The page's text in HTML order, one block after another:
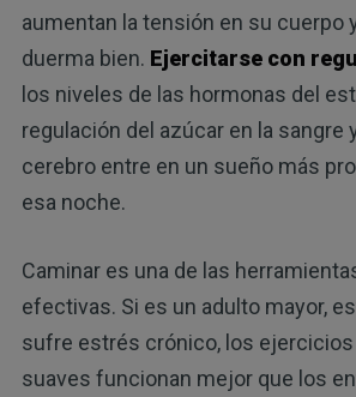
aumentan la tensión en su cuerpo
duerma bien. Ejercitarse con
los niveles de las hormonas del
regulación del azúcar en la sangre
cerebro entre en un sueño más
esa noche.
Caminar es una de las
efectivas. Si es un adulto mayor,
sufre estrés crónico, los
suaves funcionan mejor que los